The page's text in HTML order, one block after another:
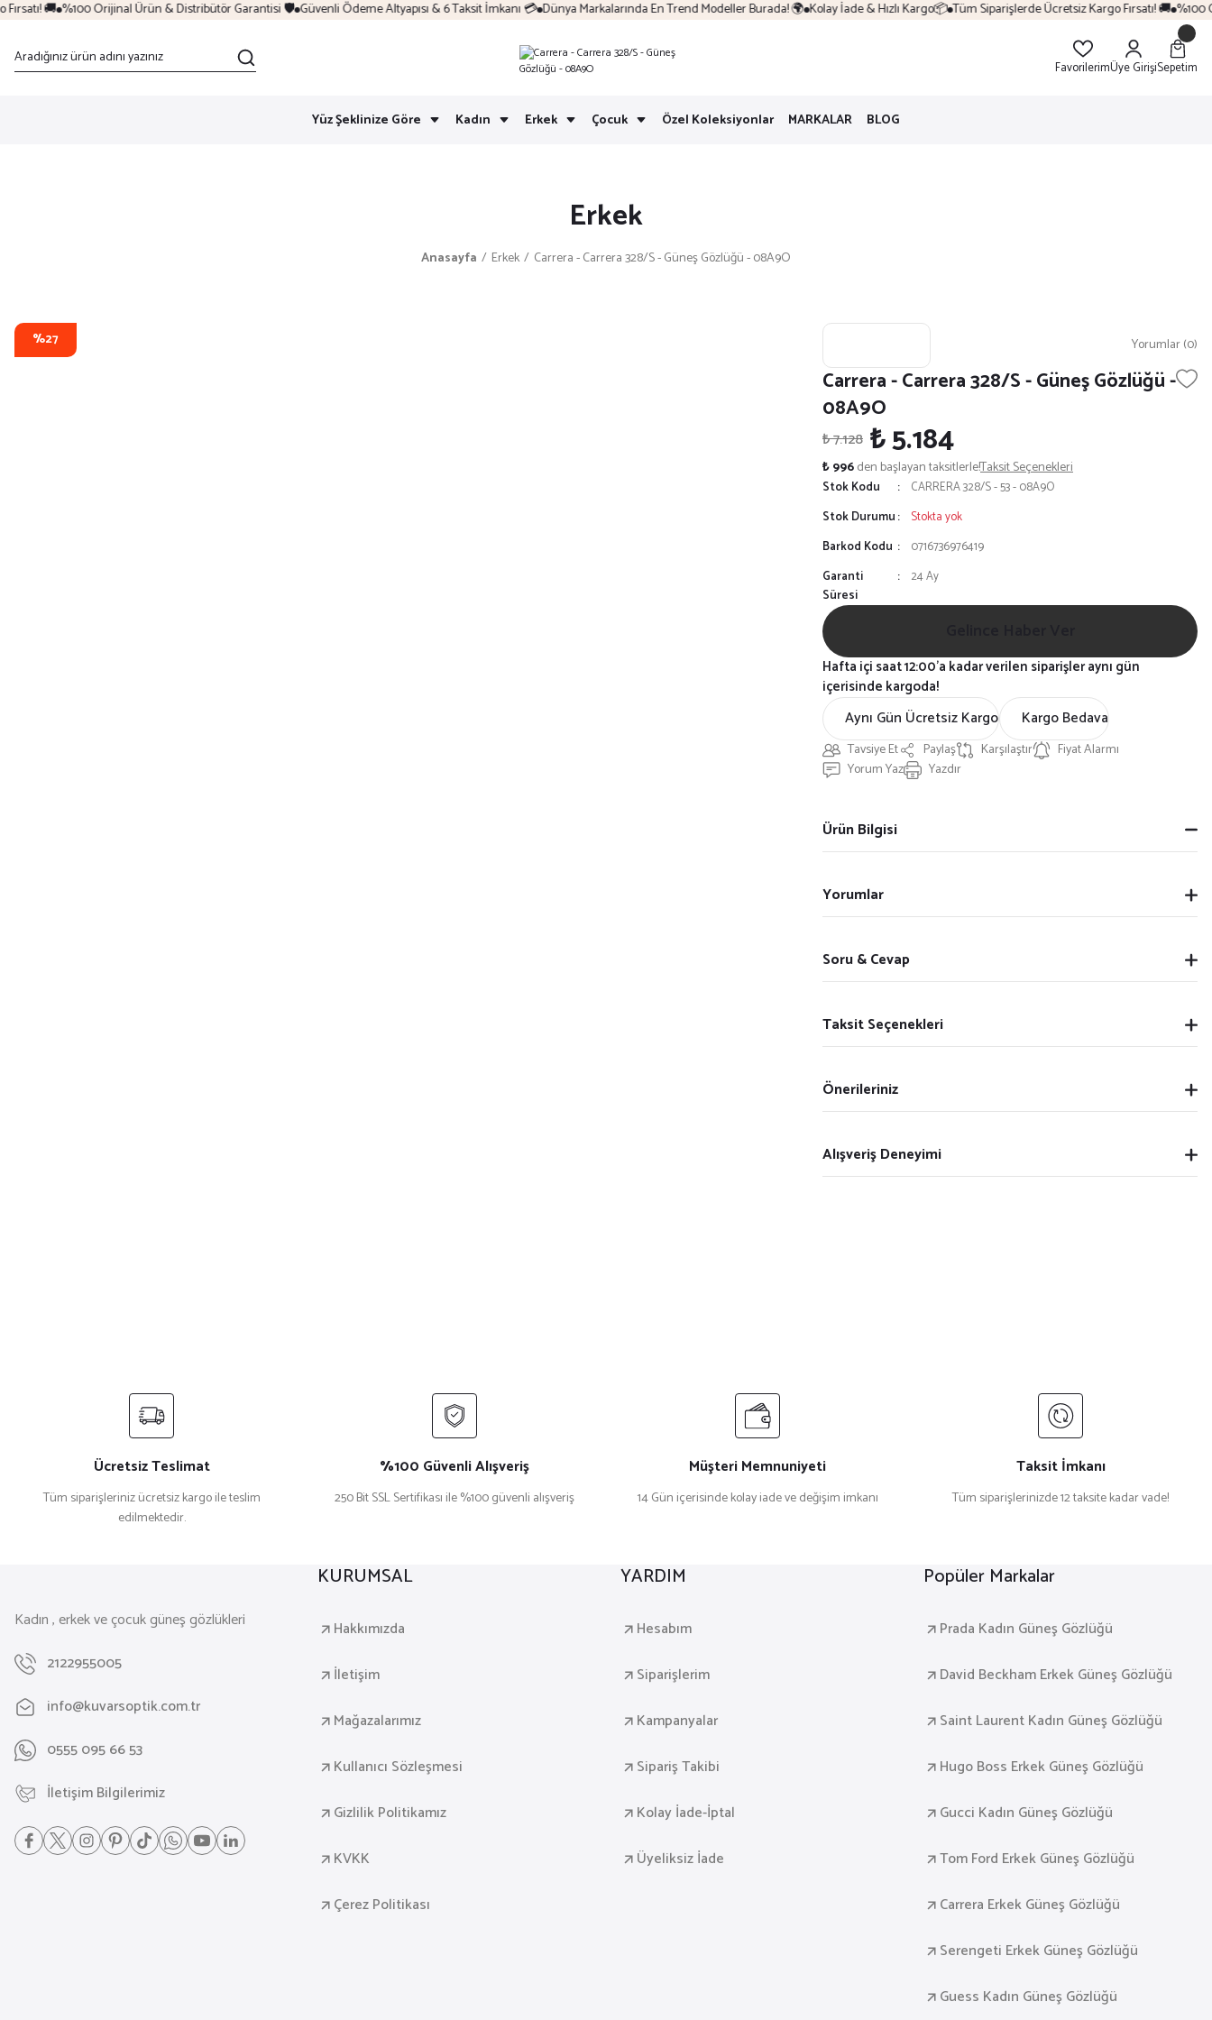
🚚 %100 Orijinal Ürün & Distribütör Garantisi 🛡️ Güvenli Ödeme Altyapısı & 6 Taksit İmkanı 💳 Dünya Markalarında En Trend Modeller Burada! 🌍 Kolay İade & Hızlı Kargo📦 Tüm Siparişlerde Ücretsiz Kargo Fırsatı! 🚚 %100
FavorilerimÜye GirişiSepetim
Yüz Şeklinize Göre Kadın Erkek Çocuk Özel Koleksiyonlar MARKALAR BLOG
Erkek
Anasayfa Erkek Carrera - Carrera 328/S - Güneş Gözlüğü - 08A9O
%27 Yorumlar (0)
Carrera - Carrera 328/S - Güneş Gözlüğü -
08A9O
₺ 7.128 ₺ 5.184
₺ 996den başlayan taksitlerle!Taksit Seçenekleri
Stok Kodu
CARRERA 328/S - 53 - 08A9O
Stok Durumu
Stokta yok
Barkod Kodu
0716736976419
Garanti
Süresi
24 Ay
Aynı Gün Ücretsiz Kargo Kargo Bedava
Tavsiye Et Paylaş Karşılaştır
Fiyat Alarmı
Yorum Yaz
Yazdır
Hafta içi saat 12:00'a kadar verilen siparişler aynı gün
içerisinde kargoda!
Ürün Bilgisi
Yorumlar
Soru & Cevap
Taksit Seçenekleri
Önerileriniz
Alışveriş Deneyimi
Ücretsiz Teslimat
Tüm siparişleriniz ücretsiz kargo ile teslim
edilmektedir.
%100 Güvenli Alışveriş
250 Bit SSL Sertifikası ile %100 güvenli alışveriş
Müşteri Memnuniyeti
14 Gün içerisinde kolay iade ve değişim imkanı
Taksit İmkanı
Tüm siparişlerinizde 12 taksite kadar vade!
Kadın , erkek ve çocuk güneş gözlükleri
2122955005
info@kuvarsoptik.com.tr
0555 095 66 53
İletişim Bilgilerimiz
KURUMSAL
Hakkımızda
İletişim
Mağazalarımız
Kullanıcı Sözleşmesi
Gizlilik Politikamız
KVKK
Çerez Politikası
YARDIM
Hesabım
Siparişlerim
Kampanyalar
Sipariş Takibi
Kolay İade-İptal
Üyeliksiz İade
Popüler Markalar
Prada Kadın Güneş Gözlüğü
David Beckham Erkek Güneş Gözlüğü
Saint Laurent Kadın Güneş Gözlüğü
Hugo Boss Erkek Güneş Gözlüğü
Gucci Kadın Güneş Gözlüğü
Tom Ford Erkek Güneş Gözlüğü
Carrera Erkek Güneş Gözlüğü
Serengeti Erkek Güneş Gözlüğü
Guess Kadın Güneş Gözlüğü